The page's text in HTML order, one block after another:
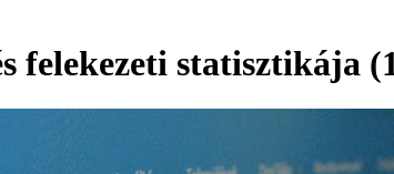
felekezeti statisztikája